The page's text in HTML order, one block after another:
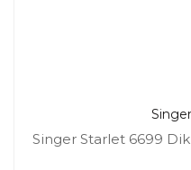
Singer
Singer Starlet 6699